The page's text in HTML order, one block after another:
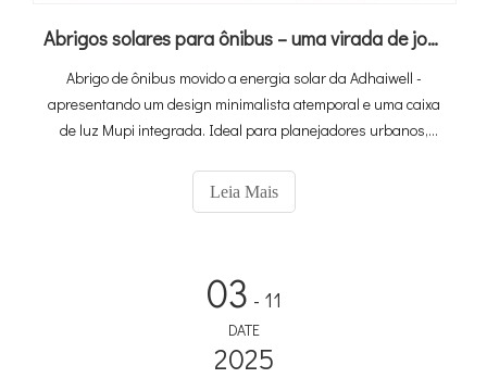
Abrigos solares para ônibus – uma virada de jogo para o trânsito urbano
Abrigo de ônibus movido a energia solar da Adhaiwell -
apresentando um design minimalista atemporal e uma caixa
de luz Mupi integrada. Ideal para planejadores urbanos,
atualizada.
Leia Mais
03 - 11
DATE
2025